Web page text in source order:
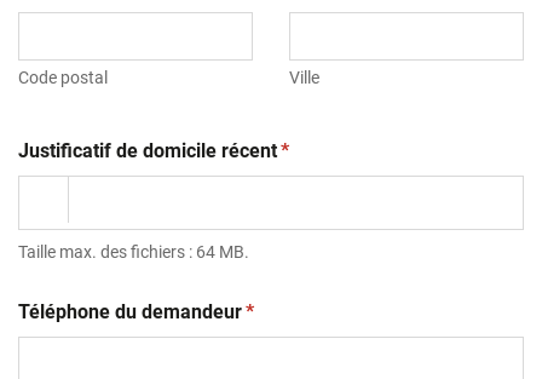
Code postal Ville
Justificatif de domicile récent(obligatoire)
*
Taille max. des fichiers : 64 MB.
Téléphone du demandeur(obligatoire)
*